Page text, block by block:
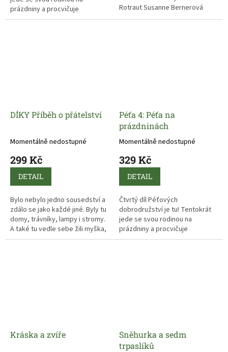
prázdniny a procvičuje
artikulaci, tedy schopnost
Rotraut Susanne Bernerová
příběhy všedního dne, obratně
DÍKY Příběh o přátelství
Momentálně nedostupné
299 Kč
DETAIL
Bylo nebylo jedno sousedství a
zdálo se jako každé jiné. Byly tu
domy, trávníky, lampy i stromy.
A také tu vedle sebe žili myška,
kocour, sova, liška, zlobr a
Péťa 4: Péťa na
prázdninách
Momentálně nedostupné
329 Kč
DETAIL
Čtvrtý díl Péťových
dobrodružství je tu! Tentokrát
jede se svou rodinou na
prázdniny a procvičuje
artikulaci, tedy schopnost
Kráska a zvíře
Sněhurka a sedm
trpaslíků